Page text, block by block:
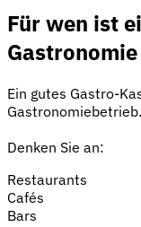
Für wen ist
Ein gutes Gastro-
Gastronomiebetrieb.
Denken Sie an:
Restaurants
Cafés
Bars